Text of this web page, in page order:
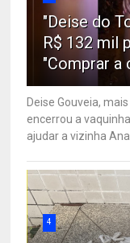
"Deise do
R$ 132 mil
"Comprar a
Deise Gouveia,
encerrou a
ajudar a vizinha Ana
4